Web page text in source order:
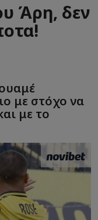
Άρη, δεν
με στόχο να
με το